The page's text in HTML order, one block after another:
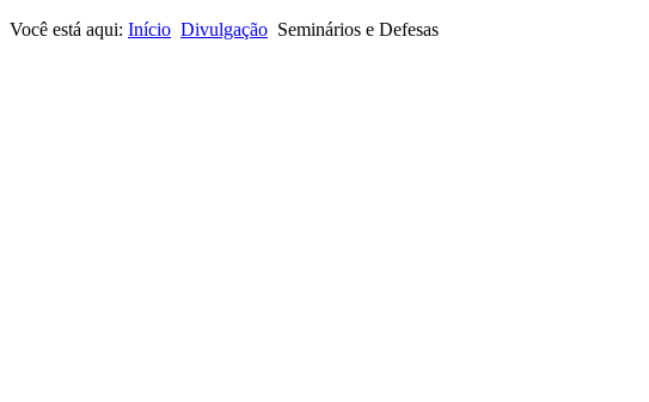
Você está aqui: Início Divulgação Seminários e Defesas